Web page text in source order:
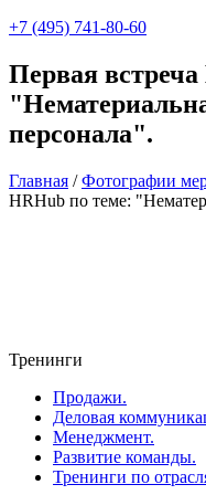
+7 (495) 741-80-60
Первая
персонала".
Главная /Фотографии
HRHub по теме:
Тренинги
Продажи.
Деловая
Менеджмент.
Развитие команды.
Тренинги по